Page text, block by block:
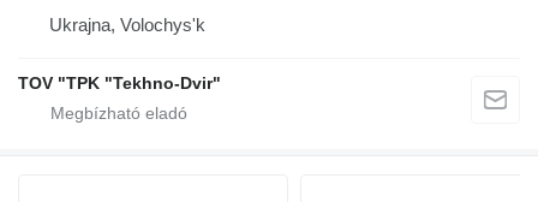
Ukrajna, Volochys'k
TOV "TPK "Tekhno-Dvir"